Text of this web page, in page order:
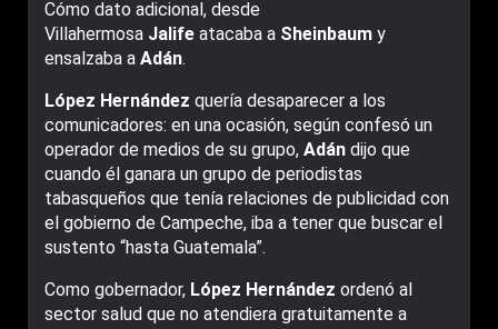
Cómo dato adicional, desde
Villahermosa Jalife atacaba a Sheinbaum y
ensalzaba a Adán.
López Hernández quería desaparecer a los
comunicadores: en una ocasión, según confesó un
operador de medios de su grupo, Adán dijo que
cuando él ganara un grupo de periodistas
tabasqueños que tenía relaciones de publicidad con
el gobierno de Campeche, iba a tener que buscar el
sustento “hasta Guatemala”.
Como gobernador, López Hernández ordenó al
sector salud que no atendiera gratuitamente a